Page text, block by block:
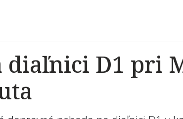
diaľnici D1 pri